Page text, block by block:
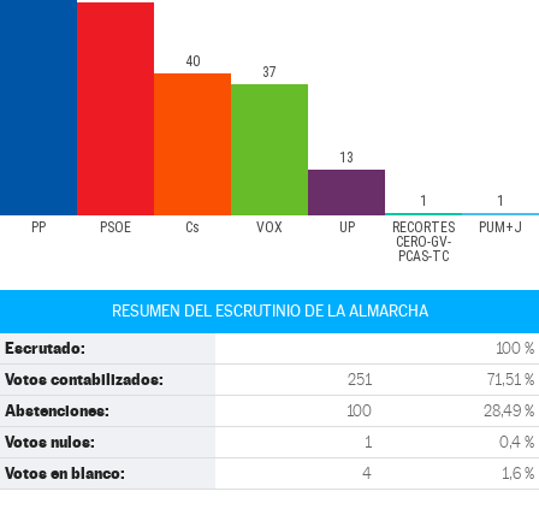
PP PSOE Cs VOX UP
RECORTES
CERO-GV-
PCAS-TC
PUM+J
40
37
13
1 1
RESUMEN DEL ESCRUTINIO DE LA ALMARCHA
Escrutado: 100 %
Votos contabilizados: 251 71,51 %
Abstenciones: 100 28,49 %
Votos nulos: 1 0,4 %
Votos en blanco: 4 1,6 %